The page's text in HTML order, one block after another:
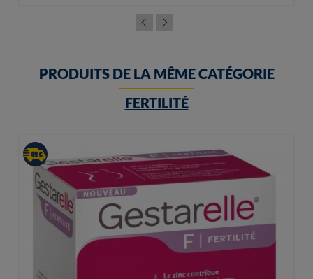
PRODUITS DE LA MÊME CATÉGORIE
FERTILITÉ